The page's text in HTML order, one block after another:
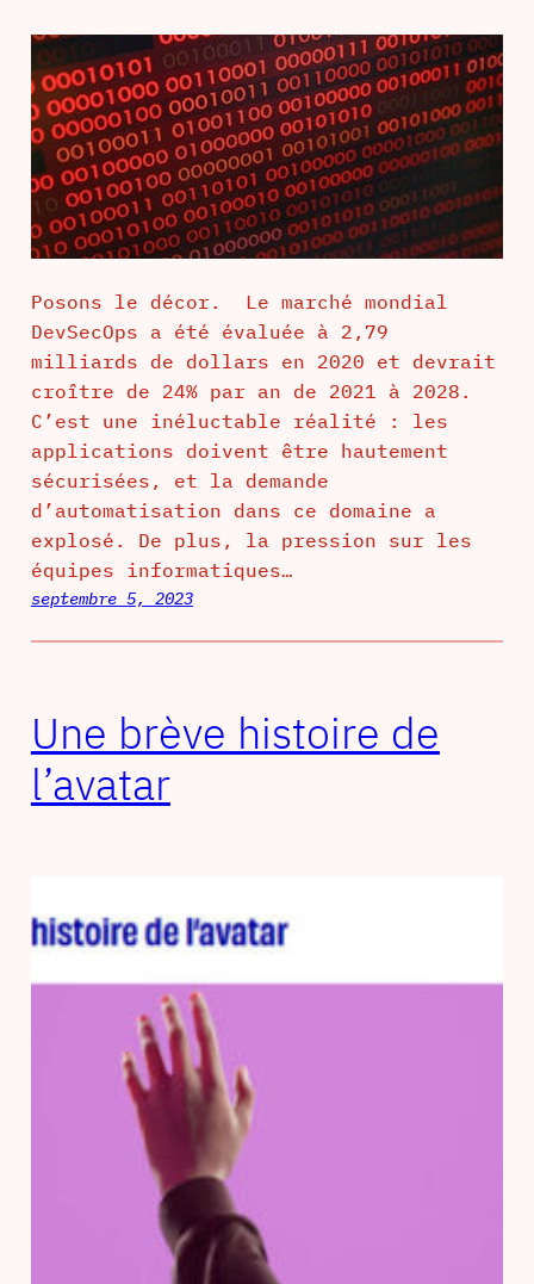
Posons le décor. Le marché mondial
DevSecOps a été évaluée à 2,79
milliards de dollars en 2020 et devrait
croître de 24% par an de 2021 à 2028.
C’est une inéluctable réalité : les
applications doivent être hautement
sécurisées, et la demande
d’automatisation dans ce domaine a
explosé. De plus, la pression sur les
équipes informatiques…
septembre 5, 2023
Une brève histoire de
l’avatar